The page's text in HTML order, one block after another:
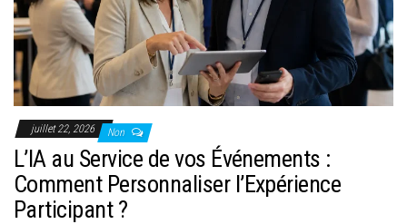
juillet 22, 2026 Non
L’IA au Service de vos Événements :
Comment Personnaliser l’Expérience
Participant ?